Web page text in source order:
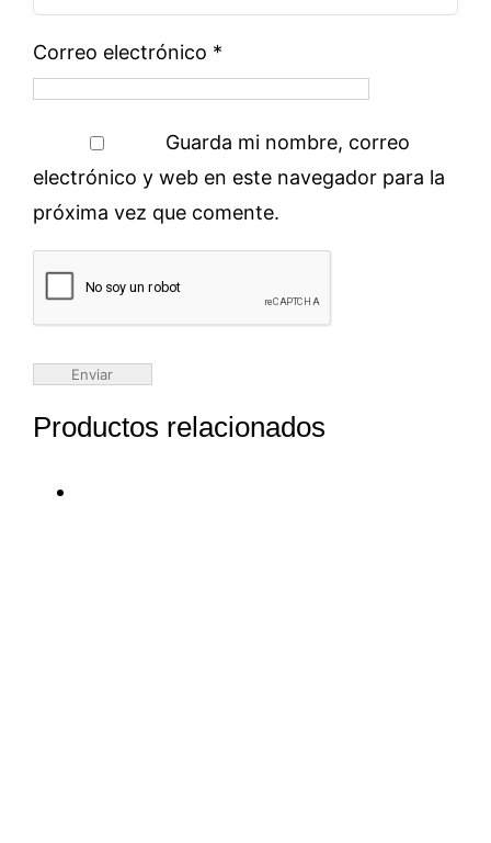
Correo electrónico *
Guarda mi nombre, correo
electrónico y web en este navegador para la
próxima vez que comente.
Productos relacionados